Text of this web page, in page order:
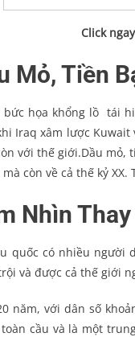
Click
Mỏ, Tiền
bức họa khổng lồ tái
Iraq xâm lược Kuwait
với thế giới.Dầu mỏ,
còn về cả thế kỷ
Nhìn
quốc có nhiều
và được cả thế giới
năm, với dân số
cầu và là một